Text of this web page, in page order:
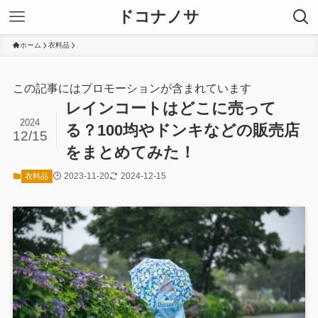
ドコナノサ
ホーム 衣料品
この記事にはプロモーションが含まれています
レインコートはどこに売って
る？100均やドンキなどの販売店
をまとめてみた！
2024
12/15
衣料品 2023-11-20 2024-12-15